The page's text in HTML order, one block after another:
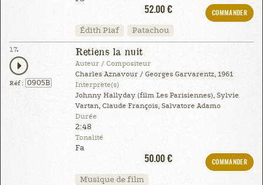
52.00 €
COMMANDER
Édith Piaf Patachou
17.
Réf : 0905B
Retiens la nuit
Auteur / Compositeur
Charles Aznavour / Georges Garvarentz, 1961
Interprète(s)
Johnny Hallyday (film Les Parisiennes), Sylvie
Vartan, Claude François, Salvatore Adamo
Durée
2:48
Tonalité
Fa
50.00 €
COMMANDER
Musique de film